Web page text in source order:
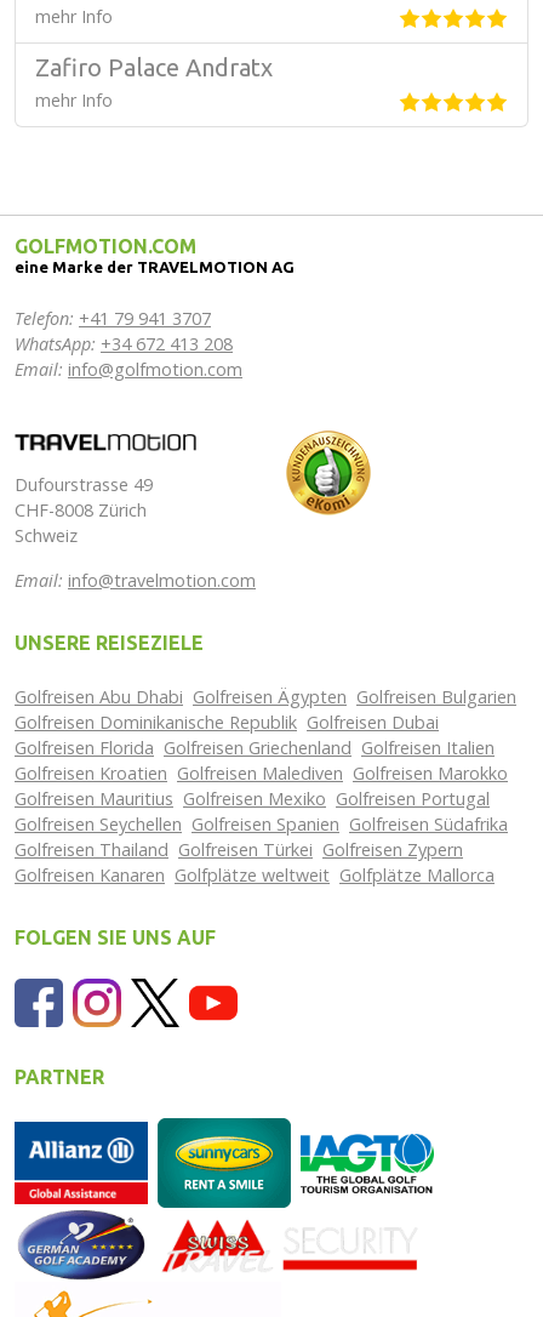
mehr Info
Zafiro Palace Andratx
mehr Info
GOLFMOTION.COM
eine Marke der TRAVELMOTION AG
Telefon: +41 79 941 3707
WhatsApp: +34 672 413 208
Email: info@golfmotion.com
Dufourstrasse 49
CHF-8008 Zürich
Schweiz
Email: info@travelmotion.com
UNSERE REISEZIELE
Golfreisen Abu Dhabi Golfreisen Ägypten Golfreisen Bulgarien
Golfreisen Dominikanische Republik Golfreisen Dubai
Golfreisen Florida Golfreisen Griechenland Golfreisen Italien
Golfreisen Kroatien Golfreisen Malediven Golfreisen Marokko
Golfreisen Mauritius Golfreisen Mexiko Golfreisen Portugal
Golfreisen Seychellen Golfreisen Spanien Golfreisen Südafrika
Golfreisen Thailand Golfreisen Türkei Golfreisen Zypern
Golfreisen Kanaren Golfplätze weltweit Golfplätze Mallorca
FOLGEN SIE UNS AUF
PARTNER